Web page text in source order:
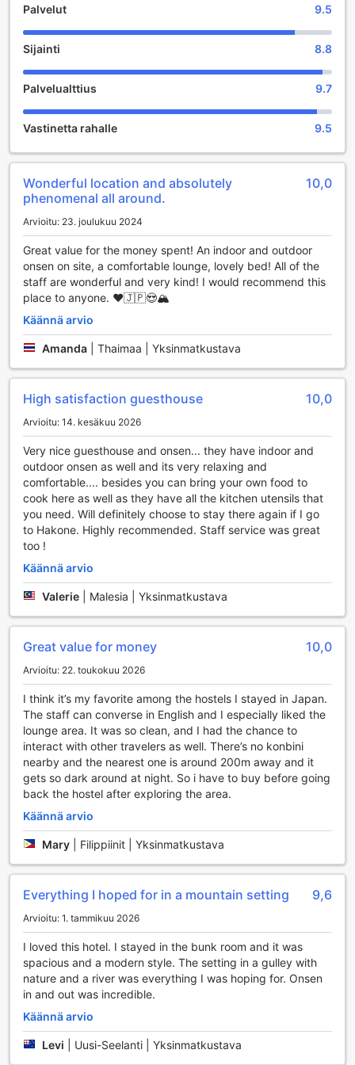
tässä ihastuttavassa ympäristössä.
Mukavuudet Onsen Guest House Tsutaya -hotellissa
Onsen Guest House Tsutaya tarjoaa vierailleen erinomaisia
mukavuuksia, jotka tekevät vierailusta miellyttävän ja
tallelokerot, joissa voit säilyttää arvotavaroitasi huoletta.
Ilmainen Wi-Fi on saatavilla kaikissa huoneissa, joten voit
pysyä yhteydessä ystäviisi ja perheeseesi tai suunnitella
julkisissa tiloissa on myös Wi-Fi, mikä mahdollistaa helpon
pääsyn internetiin vaikka nauttisitkin yhteisistä tiloista tai
odottaessasi ystäviäsi.
Mikäli matkustat suurten matkatavaroiden kanssa, voit
hyödyntää hotellin matkatavarasäilytysmahdollisuutta, joka
tekee liikkumisesta vaivattomampaa. Hotellissa on myös
erikseen merkitty tupakointialue, joka tarjoaa mukautuvan
vaihtoehdon tupakoitsijoille. Ja jos kaipaat pientä purtavaa
hotellin automaatista. Onsen Guest House Tsutaya on
suunniteltu tarjoamaan vierailleen kaikki tarvittavat
mukavuudet, jotta voit keskittyä rentoutumiseen ja
nauttimiseen Hakonen kauniista ympäristöstä.
Kuljetusmahdollisuudet Onsen Guest House Tsutayassa
Onsen Guest House Tsutaya tarjoaa kätevät pysäköintitilat,
jotka tekevät vieraiden saapumisesta ja liikkumisesta
Hakonen alueella vaivattomampaa. Hotellin omat
pysäköintitilat ovat helposti saavutettavissa, ja ne tarjoavat
turvallisen paikan autoillesi, jotta voit nauttia lomastasi
ilman huolia. Olitpa matkustamassa omalla autolla tai
vuokraamalla, voit luottaa siihen, että
pysäköintimahdollisuudet ovat käytettävissäsi, kun saavut
tähän viehättävään majataloon.
Pysäköintitilat ovat suunniteltu erityisesti vieraidemme
tarpeita ajatellen, joten voit rauhoittua ja keskittyä
rentoutumiseen ja virkistymiseen. Onsen Guest House
Tsutaya sijaitsee erinomaisella paikalla, joka mahdollistaa
helpon pääsyn paikallisiin nähtävyyksiin ja luonnon
ja kulttuurista ilman vaivannäköä. Meidän
pysäköintimahdollisuutemme tekevät matkustamisestasi
sujuvaa ja mukavaa!
Mukavuutta ja rentoutumista Onsen Guest House
Tsutayassa
Onsen Guest House Tsutaya tarjoaa vierailleen huoneita,
joissa yhdistyvät modernit mukavuudet ja perinteinen
japanilainen vieraanvaraisuus. Jokaisessa huoneessa on
oma parveke tai terassi, josta avautuu upea näkymä
ympäröivään luontoon, mikä tarjoaa täydellisen paikan
nauttia aamukahvia tai rentoutua auringonlaskun aikaan.
suosikkiohjelmistasi tai elokuvista rauhassa.
Mukavuus on ensisijainen tavoite, ja siksi huoneissa on
tarjolla ilmaisia pullovesiä, jääkaappi sekä laadukkaat
liinavaatteet ja pyyhkeet. Kylpyhuoneet on varustettu
huolellisesti valituilla hygieniatuotteilla, jotta voit hemmotella
itseäsi lomasi aikana. Mustat verhot estävät valon pääsyn
huoneeseen, mikä takaa rauhallisen ja rentouttavan
yöunen. Onsen Guest House Tsutaya on täydellinen valinta,
jos arvostat mukautuvuutta ja rauhoittavaa ympäristöä.
Ruokailumahdollisuudet Onsen Guest House Tsutayassa
Palvelut 9.5
Sijainti 8.8
Palvelualttius 9.7
Vastinetta rahalle 9.5
Wonderful location and absolutely
phenomenal all around.
10,0
Arvioitu: 23. joulukuu 2024
Great value for the money spent! An indoor and outdoor
onsen on site, a comfortable lounge, lovely bed! All of the
staff are wonderful and very kind! I would recommend this
place to anyone. ❤️🇯🇵😍🏔️
Käännä arvio
Amanda Thaimaa | Yksinmatkustava
High satisfaction guesthouse 10,0
Arvioitu: 14. kesäkuu 2026
Very nice guesthouse and onsen... they have indoor and
outdoor onsen as well and its very relaxing and
comfortable.... besides you can bring your own food to
cook here as well as they have all the kitchen utensils that
you need. Will definitely choose to stay there again if I go
to Hakone. Highly recommended. Staff service was great
too !
Käännä arvio
Valerie Malesia | Yksinmatkustava
Great value for money 10,0
Arvioitu: 22. toukokuu 2026
I think it’s my favorite among the hostels I stayed in Japan.
The staff can converse in English and I especially liked the
lounge area. It was so clean, and I had the chance to
interact with other travelers as well. There’s no konbini
nearby and the nearest one is around 200m away and it
gets so dark around at night. So i have to buy before going
back the hostel after exploring the area.
Käännä arvio
Mary Filippiinit | Yksinmatkustava
Everything I hoped for in a mountain setting 9,6
Arvioitu: 1. tammikuu 2026
I loved this hotel. I stayed in the bunk room and it was
spacious and a modern style. The setting in a gulley with
nature and a river was everything I was hoping for. Onsen
in and out was incredible.
Käännä arvio
Levi Uusi-Seelanti | Yksinmatkustava